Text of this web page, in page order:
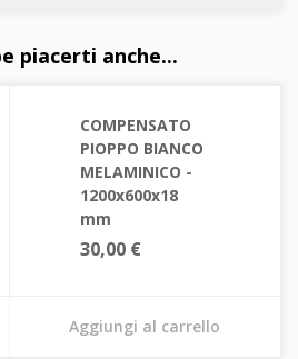
piacerti anche...
COMPENSATO
PIOPPO BIANCO
MELAMINICO -
1200x600x18
mm
30,00 €
Aggiungi al carrello